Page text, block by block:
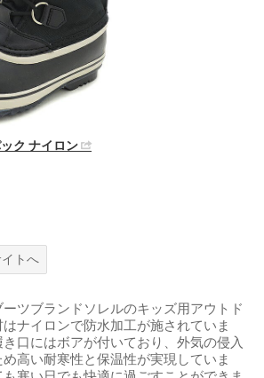
ク ナイロン
トへ
ツブランドソレルのキッズ用アウトド
ナイロンで防水加工が施されていま
口にはボアが付いており、外気の侵入
高い耐寒性と保温性が実現していま